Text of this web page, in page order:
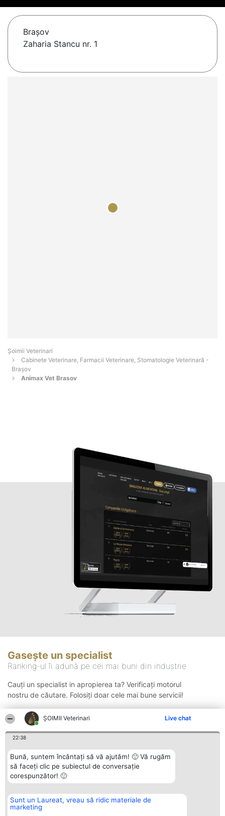
ȘOIMII Veterinari Live chat
22:38
Bună, suntem încântați să vă ajutăm! 🙂 Vă rugăm
să faceți clic pe subiectul de conversație
corespunzător! 🙂
Sunt un Laureat, vreau să ridic materiale de
marketing
Braşov
Zaharia Stancu nr. 1
Șoimii Veterinari
Cabinete Veterinare, Farmacii Veterinare, Stomatologie Veterinară -
Braşov
Animax Vet Brasov
Gasește un specialist
Ranking-ul îi adună pe cei mai buni din industrie
Cauți un specialist in apropierea ta? Verificați motorul
nostru de căutare. Folosiți doar cele mai bune servicii!
Organizator Ranking
BRIGHT SOLUTIONS BR SRL
Plebiscyt Contact